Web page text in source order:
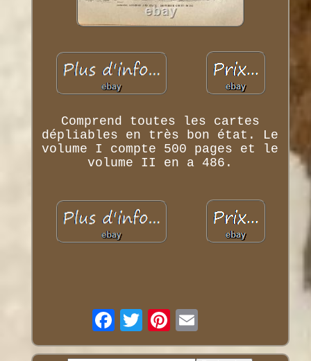
Comprend toutes les cartes
dépliables en très bon état. Le
volume I compte 500 pages et le
volume II en a 486.